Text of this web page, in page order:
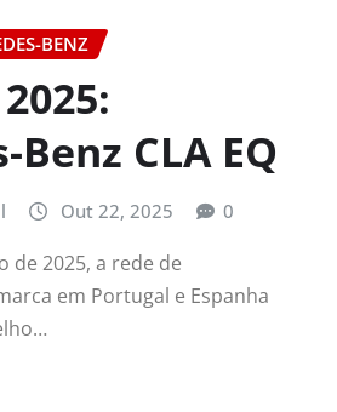
BENZ
CLA EQ
Out 22, 2025 0
de 2025, a rede de
em Portugal e Espanha